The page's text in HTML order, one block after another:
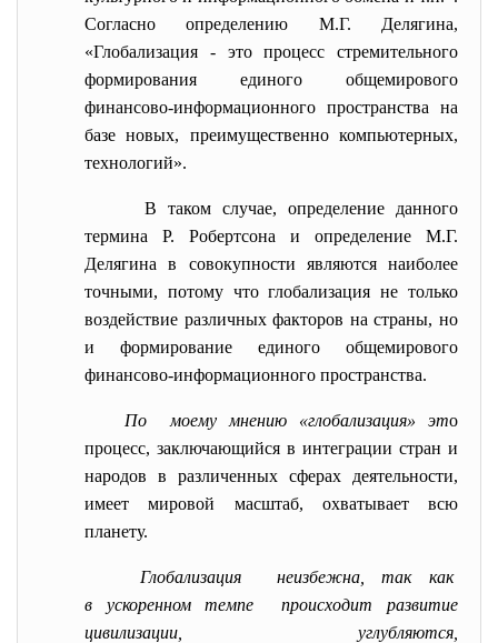
Согласно определению М.Г. Делягина,
«Глобализация - это процесс стремительного
формирования единого общемирового
финансово-информационного пространства на
базе новых, преимущественно компьютерных,
технологий».
В таком случае, определение данного
термина Р. Робертсона и определение М.Г.
Делягина в совокупности являются наиболее
точными, потому что глобализация не только
воздействие различных факторов на страны, но
и формирование единого общемирового
финансово-информационного пространства.
По моему мнению «глобализация» это
процесс, заключающийся в интеграции стран и
народов в различенных сферах деятельности,
имеет мировой масштаб, охватывает всю
планету.
Глобализация неизбежна, так как
в ускоренном темпе происходит развитие
цивилизации, углубляются,